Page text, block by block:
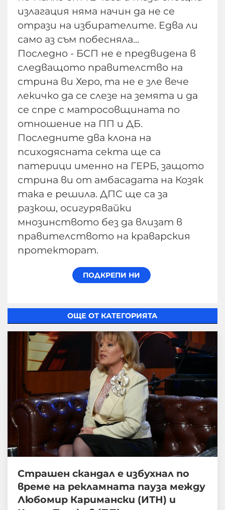
излагация няма начин да не се
отрази на избирателите. Едва ли
само аз съм побесняла...
Последно - БСП не е предвидена в
следващото правителство на
стрина ви Херо, та не е зле вече
лекичко да се слезе на земята и да
се спре с матросовщината по
отношение на ПП и ДБ.
Последните два клона на
психодясната секта ще са
патерици именно на ГЕРБ, защото
стрина ви от амбасадата на Козяк
така е решила. ДПС ще са за
разкош, осигурявайки
мнозинството без да влизат в
правителството на краварския
протекторат.
ОЩЕ ОТ КАТЕГОРИЯТА
Страшен скандал е избухнал по
време на рекламната пауза между
Любомир Каримански (ИТН) и